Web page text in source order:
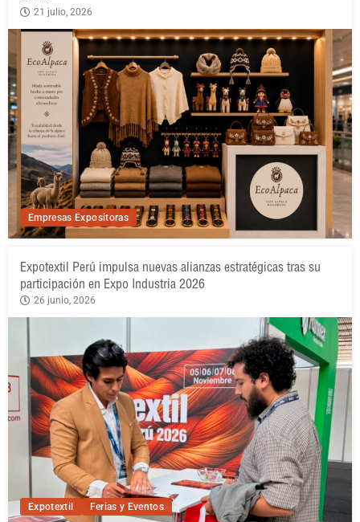
Empresas Expositoras
21 julio, 2026
Expotextil Ferias y Eventos
Expotextil Perú impulsa nuevas alianzas estratégicas tras su
participación en Expo Industria 2026
26 junio, 2026